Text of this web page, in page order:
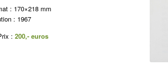
: 170×218 mm
: 1967
: 200,- euros